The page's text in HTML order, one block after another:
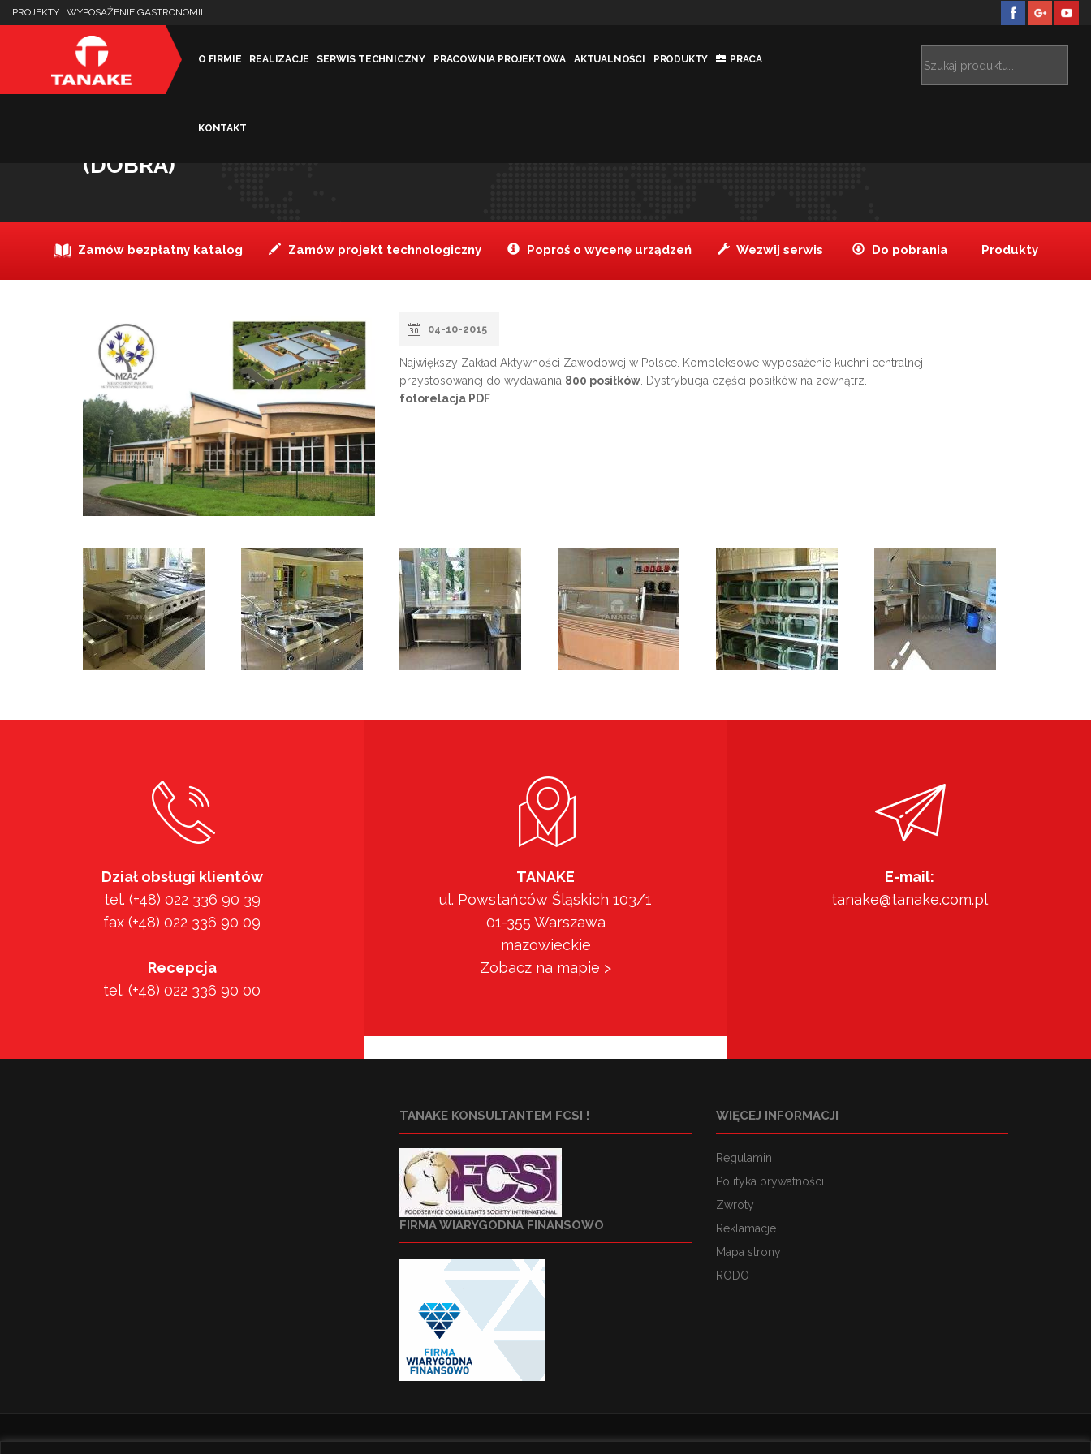
PROJEKTY I WYPOSAŻENIE GASTRONOMII
O FIRMIE REALIZACJE SERWIS TECHNICZNY PRACOWNIA PROJEKTOWA AKTUALNOŚCI PRODUKTY PRACA
KONTAKT
(DOBRA)
Zamów bezpłatny katalog Zamów projekt technologiczny Poproś o wycenę urządzeń Wezwij serwis Do pobrania Produkty
04-10-2015
Największy Zakład Aktywności Zawodowej w Polsce. Kompleksowe wyposażenie kuchni centralnej
przystosowanej do wydawania 800 posiłków . Dystrybucja części posiłków na zewnątrz.
fotorelacja PDF
Dział obsługi klientów
tel. (+48) 022 336 90 39
fax (+48) 022 336 90 09
Recepcja
tel. (+48) 022 336 90 00
TANAKE
ul. Powstańców Śląskich 103/1
01-355 Warszawa
mazowieckie
Zobacz na mapie >
E-mail:
tanake@tanake.com.pl
TANAKE KONSULTANTEM FCSI !
FIRMA WIARYGODNA FINANSOWO
WIĘCEJ INFORMACJI
Regulamin
Polityka prywatności
Zwroty
Reklamacje
Mapa strony
RODO